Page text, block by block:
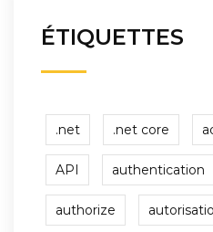
ÉTIQUETTES
.net .net core
API authentication
authorize